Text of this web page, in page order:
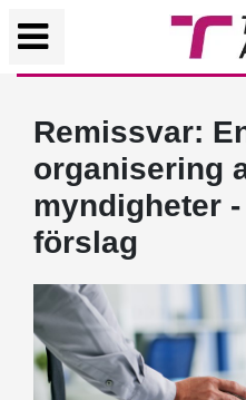
Remissvar:
organisering
myndigheter
förslag